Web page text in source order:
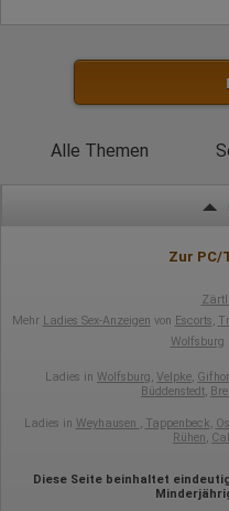
Alle Themen
Zur PC/
Mehr Ladies Sex-Anzeigen von Escorts,
Wolfsburg
Ladies in Wolfsburg Velpke
Büddenstedt
Ladies in Weyhausen Tappenbeck
Rühen
Diese Seite beinhaltet